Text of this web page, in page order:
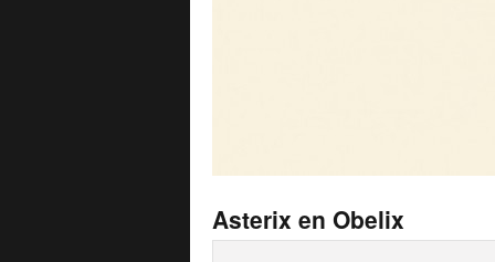
Asterix en Obelix